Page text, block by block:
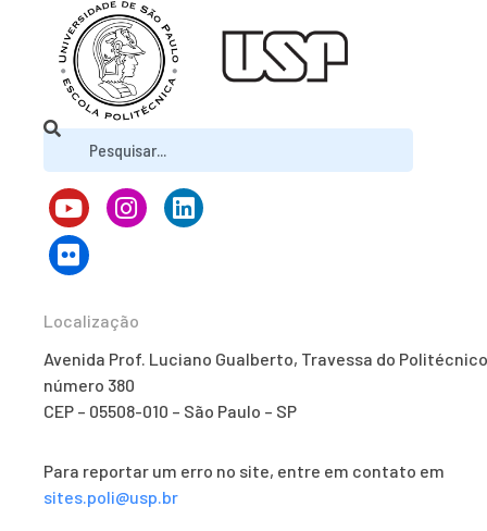
Localização
Avenida Prof. Luciano Gualberto, Travessa do
número 380
CEP – 05508-010 – São Paulo – SP
Para reportar um erro no site, entre em contato em
sites.poli@usp.br